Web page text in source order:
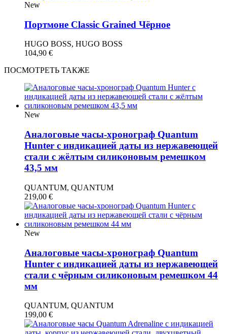
New
Портмоне Classic Grained Чёрное
HUGO BOSS, HUGO BOSS
104,90 €
ПОСМОТРЕТЬ ТАКЖЕ
New
Аналоговые часы-хронограф Quantum
Hunter с индикацией даты из нержавеющей
стали с жёлтым силиконовым ремешком
43,5 мм
QUANTUM, QUANTUM
219,00 €
New
Аналоговые часы-хронограф Quantum
Hunter с индикацией даты из нержавеющей
стали с чёрным силиконовым ремешком 44
мм
QUANTUM, QUANTUM
199,00 €